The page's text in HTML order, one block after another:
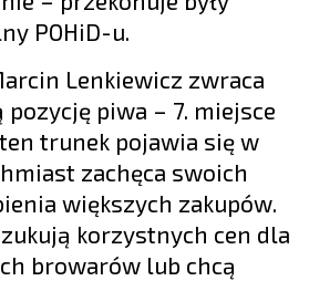
POHiD-u.
Lenkiewicz zwraca
pozycję piwa – 7. miejsce
trunek pojawia się w
zachęca swoich
większych zakupów.
korzystnych cen dla
browarów lub chcą